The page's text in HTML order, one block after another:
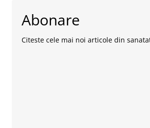
Abonare
Citeste cele mai noi articole din